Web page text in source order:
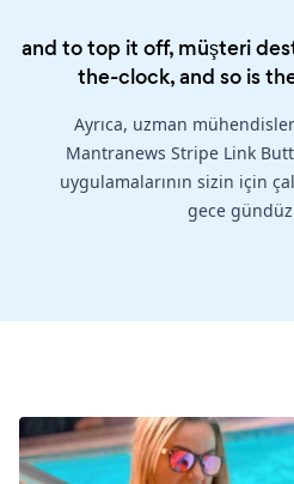
and to top it off, müşteri
the-clock, and so is
Ayrıca, uzman
Mantranews Stripe Link
uygulamalarının sizin için
gece gündüz